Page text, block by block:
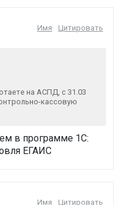
Имя Цитировать
на АСПД, с 31.03
кассовую
в программе 1С:
ЕГАИС
Имя Цитировать